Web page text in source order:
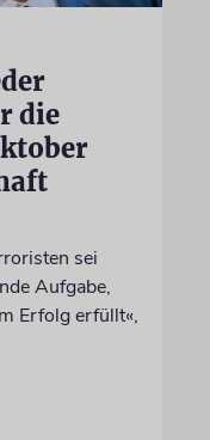
die
sei
Aufgabe,
Erfolg erfüllt«,